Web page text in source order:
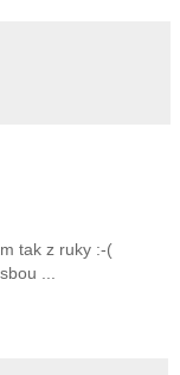
tak z ruky :-(
...